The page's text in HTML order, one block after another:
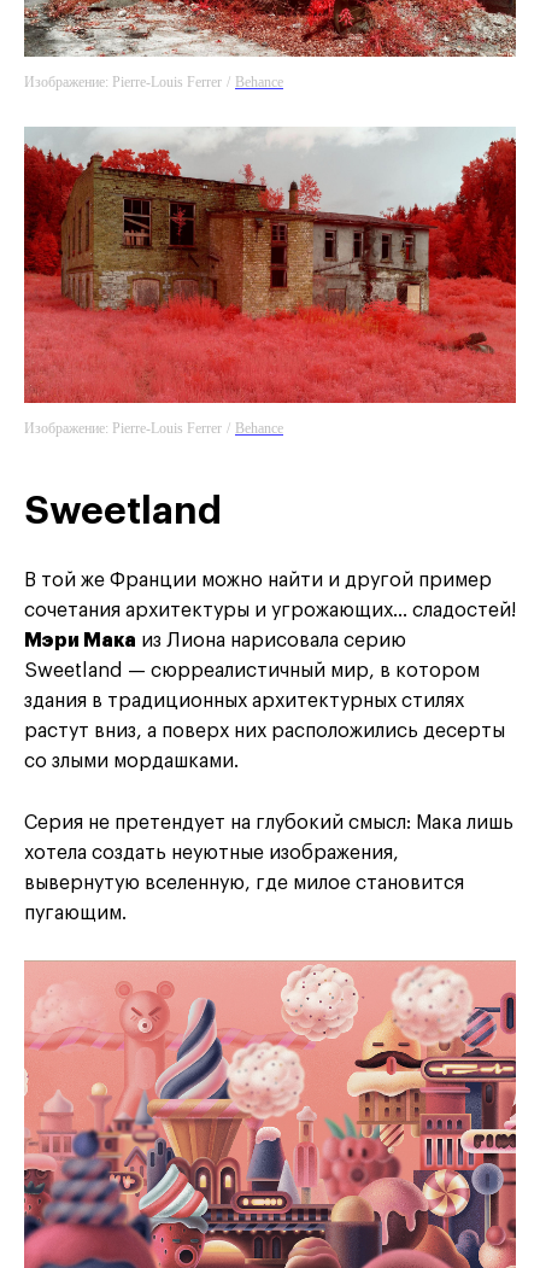
Изображение: Pierre-Louis Ferrer / Behance
Изображение: Pierre-Louis Ferrer / Behance
Sweetland
В той же Франции можно найти и другой пример
сочетания архитектуры и угрожающих… сладостей!
Мэри Мака из Лиона нарисовала серию
Sweetland — сюрреалистичный мир, в котором
здания в традиционных архитектурных стилях
растут вниз, а поверх них расположились десерты
со злыми мордашками.
Серия не претендует на глубокий смысл: Мака лишь
хотела создать неуютные изображения,
вывернутую вселенную, где милое становится
пугающим.